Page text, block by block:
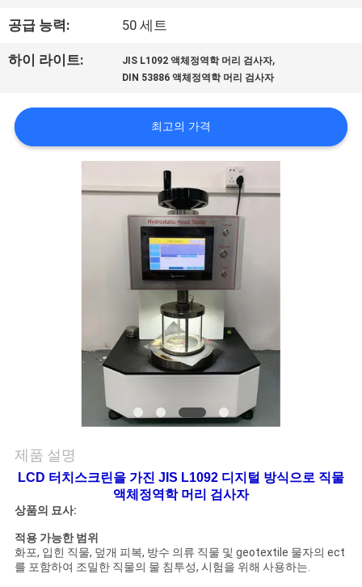
공
장
행
요
뉴
스
공급 능력: 50 세트
하이 라이트: JIS L1092 액체정역학 머리 검사자,
DIN 53886 액체정역학 머리 검사자
최고의 가격
제품 설명
LCD 터치스크린을 가진 JIS L1092 디지털 방식으로 직물
액체정역학 머리 검사자
상품의 묘사:
적용 가능한 범위
화포, 입힌 직물, 덮개 피복, 방수 의류 직물 및 geotextile 물자의 ect
를 포함하여 조밀한 직물의 물 침투성, 시험을 위해 사용하는.